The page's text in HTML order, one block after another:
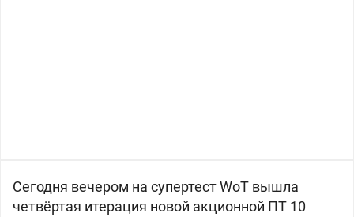
Сегодня вечером на супертест WoT вышла
четвёртая итерация новой акционной ПТ 10